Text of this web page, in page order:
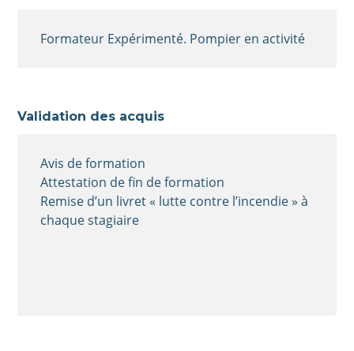
Formateur Expérimenté. Pompier en activité
Validation des acquis
Avis de formation
Attestation de fin de formation
Remise d’un livret « lutte contre l’incendie » à
chaque stagiaire